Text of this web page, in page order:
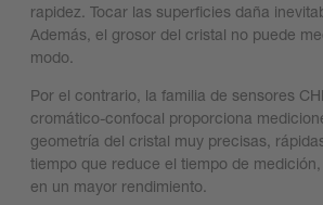
rapidez. Tocar las superficies daña
Además, el grosor del cristal no puede
modo.
Por el contrario, la familia de sensores
cromático-confocal proporciona
geometría del cristal muy precisas,
tiempo que reduce el tiempo de
en un mayor rendimiento.